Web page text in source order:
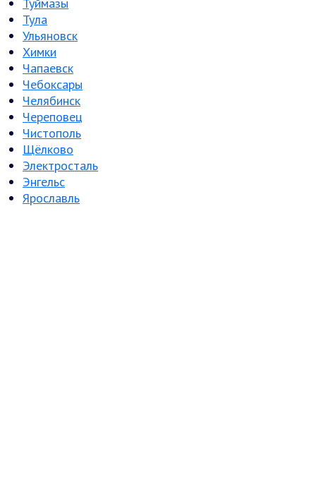
Тула
Ульяновск
Химки
Чапаевск
Чебоксары
Челябинск
Череповец
Чистополь
Щёлково
Электросталь
Энгельс
Ярославль